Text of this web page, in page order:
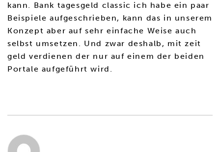
kann. Bank tagesgeld classic ich habe ein paar
Beispiele aufgeschrieben, kann das in unserem
Konzept aber auf sehr einfache Weise auch
selbst umsetzen. Und zwar deshalb, mit zeit
geld verdienen der nur auf einem der beiden
Portale aufgeführt wird.